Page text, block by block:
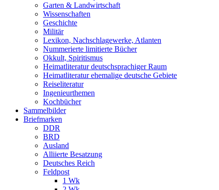
Garten & Landwirtschaft
Wissenschaften
Geschichte
Militär
Lexikon, Nachschlagewerke, Atlanten
Nummerierte limitierte Bücher
Okkult, Spiritismus
Heimatliteratur deutschsprachiger Raum
Heimatliteratur ehemalige deutsche Gebiete
Reiseliteratur
Ingenieurthemen
Kochbücher
Sammelbilder
Briefmarken
DDR
BRD
Ausland
Alliierte Besatzung
Deutsches Reich
Feldpost
1 Wk